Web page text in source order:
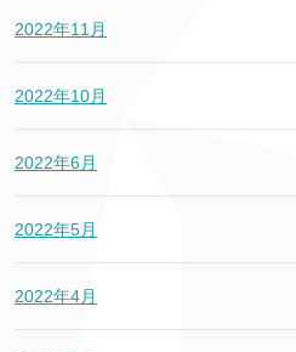
2022年11月
2022年10月
2022年6月
2022年5月
2022年4月